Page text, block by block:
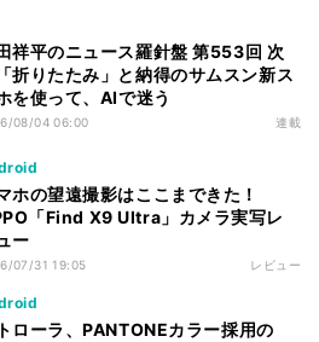
祥平のニュース羅針盤 第553回 次
折りたたみ」と納得のサムスン新ス
を使って、AIで迷う
08/04 06:00 連載
ホの望遠撮影はここまできた！
「Find X9 Ultra」カメラ実写レ
ー
07/31 19:05 レビュー
ローラ、PANTONEカラー採用の